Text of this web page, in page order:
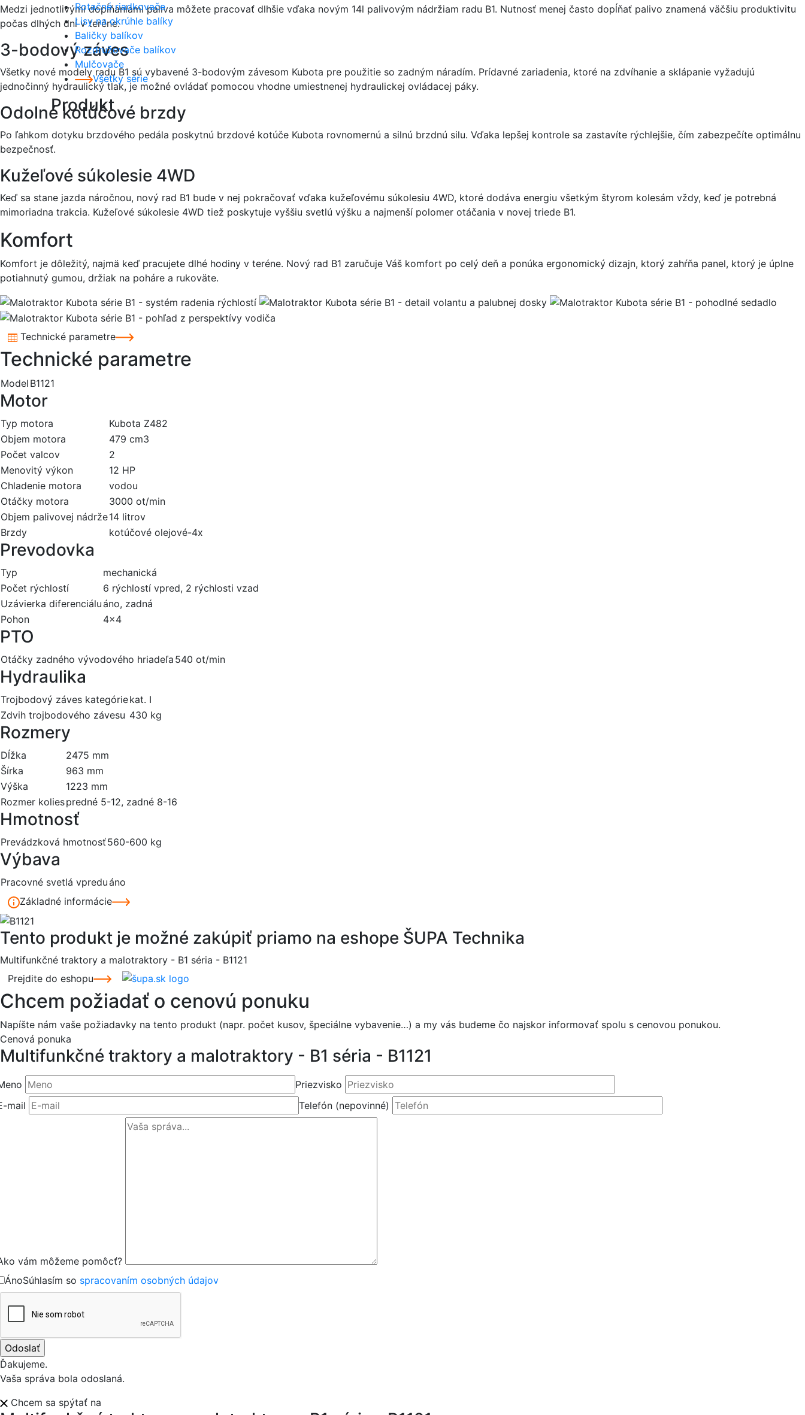
Rotačné riadkovače
Lisy na okrúhle balíky
Baličky balíkov
Rozdružovače balíkov
Mulčovače
Všetky série
Produkt
Medzi jednotlivými dopĺňaniami paliva môžete pracovať dlhšie vďaka novým 14l palivovým nádržiam radu B1. Nutnosť menej často dopĺňať palivo znamená väčšiu produktivitu
počas dlhých dní v teréne.
3-bodový záves
Všetky nové modely radu B1 sú vybavené 3-bodovým závesom Kubota pre použitie so zadným náradím. Prídavné zariadenia, ktoré na zdvíhanie a sklápanie vyžadujú
jednočinný hydraulický tlak, je možné ovládať pomocou vhodne umiestnenej hydraulickej ovládacej páky.
Odolné kotúčové brzdy
Po ľahkom dotyku brzdového pedála poskytnú brzdové kotúče Kubota rovnomernú a silnú brzdnú silu. Vďaka lepšej kontrole sa zastavíte rýchlejšie, čím zabezpečíte optimálnu
bezpečnosť.
Kužeľové súkolesie 4WD
Keď sa stane jazda náročnou, nový rad B1 bude v nej pokračovať vďaka kužeľovému súkolesiu 4WD, ktoré dodáva energiu všetkým štyrom kolesám vždy, keď je potrebná
mimoriadna trakcia. Kužeľové súkolesie 4WD tiež poskytuje vyššiu svetlú výšku a najmenší polomer otáčania v novej triede B1.
Komfort
Komfort je dôležitý, najmä keď pracujete dlhé hodiny v teréne. Nový rad B1 zaručuje Váš komfort po celý deň a ponúka ergonomický dizajn, ktorý zahŕňa panel, ktorý je úplne
potiahnutý gumou, držiak na poháre a rukoväte.
Technické parametre
Technické parametre
Model B1121
Motor
Typ motora
Kubota Z482
Objem motora
479 cm3
Počet valcov
2
Menovitý výkon
12 HP
Chladenie motora
vodou
Otáčky motora
3000 ot/min
Objem palivovej nádrže14 litrov
Brzdy
kotúčové olejové-4x
Prevodovka
Typ
mechanická
Počet rýchlostí
6 rýchlostí vpred, 2 rýchlosti vzad
Uzávierka diferenciáluáno, zadná
Pohon
4x4
PTO
Otáčky zadného vývodového hriadeľa 540 ot/min
Hydraulika
Trojbodový záves kategóriekat. I
Zdvih trojbodového závesu 430 kg
Rozmery
Dĺžka
2475 mm
Šírka
963 mm
Výška
1223 mm
Rozmer koliespredné 5-12, zadné 8-16
Hmotnosť
Prevádzková hmotnosť560-600 kg
Výbava
Pracovné svetlá vpreduáno
Základné informácie
Tento produkt je možné zakúpiť priamo na eshope ŠUPA Technika
Multifunkčné traktory a malotraktory - B1 séria - B1121
Prejdite do eshopu
Chcem požiadať o cenovú ponuku
Napíšte nám vaše požiadavky na tento produkt (napr. počet kusov, špeciálne vybavenie…) a my vás budeme čo najskor informovať spolu s cenovou ponukou.
Cenová ponuka
Multifunkčné traktory a malotraktory - B1 séria - B1121
Priezvisko
mail
Telefón (nepovinné)
vám môžeme pomôcť?
ÁnoSúhlasím so spracovaním osobných údajov
Ďakujeme.
Vaša správa bola odoslaná.
Chcem sa spýtať na